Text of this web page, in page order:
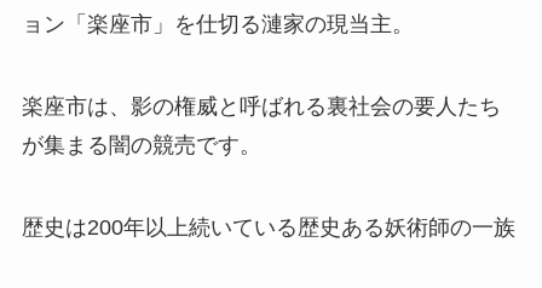
ョン「楽座市」を仕切る漣家の現当主。
楽座市は、影の権威と呼ばれる裏社会の要人たち
が集まる闇の競売です。
歴史は200年以上続いている歴史ある妖術師の一族